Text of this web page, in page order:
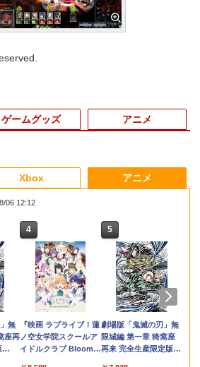
買
く
バ
エ
発
全
4
【特典】ドラゴンクエ
ストVII Reimagined
NintendoSwitch2版
(40周年スライムアクリ
ルチャーム)
￥7,987
【特典】ほの暮しの
庭 switch2版(【初回
外付特典】切り取れる
クリアカード)
￥8,118
キ
購
フ
4
【特典】
STEINS;GATE
RE:BOOT PS5版
(【早期購入同梱特典】
「STEINS;GATE 変移
空間のオクテット」
DLC)
￥6,358
【楽天ブックス限定特
典+特典】SILENT
HILL: Townfall(アクリ
ルキーホルダー+【早
期購入封入特典】DLC
チラシ)
￥7,480
ゲームグッズ
フ
4
ゲーム機 本体 脳を鍛
える大人の娯楽ゲーム
4タイトル収録 HDMI
差すだけ ワイヤレスコ
ントローラー 付き 麻
雀 将棋 脳トレ ゲーム
イーハトーヴォ物語 サ
ラブレッドブリーダー
￥4,980
ゲーム&ウオッチ スー
パーマリオブラザーズ
￥6,500
アニメ
常
立
4
【BLU-R】超かぐや
姫！ Blu-ray通常版
￥5,780
舞台『刀剣乱舞』蔵出
し映像集ー天伝 蒼空の
兵 大坂冬の陣 篇ー
【Blu-ray】 [ 本田礼生
￥6,864
日
4
ニンテンドープリペイ
ド番号 9000円|オンラ
インコード版
5
ニンテンドープリペイ
ド番号 5000円|オンラ
インコード版
ド
4
【純正品】DualSense
ワイヤレスコントロー
ラー ミッドナイト ブ
5
【純正品】DualSense
ワイヤレスコントロー
ラー(CFI-ZCT2J)
Xbox
イ
ラー
4
Xbox プリペイドカー
ド 5,000円 デジタルコ
ード 【旧 Xbox ギフト
5
【純正品】Xbox ワイ
ヤレス コントローラー
(ロボット ホワイト)
アニメ
06 12:12
無
座再
4
『映画 ラブライブ！蓮
ノ空女学院スクールア
イドルクラブ Bloom
5
劇場版「鬼滅の刃」無
限城編 第一章 猗窩座
再来 完全生産限定版